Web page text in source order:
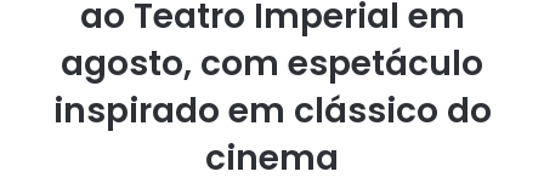
ao Teatro Imperial em
agosto, com espetáculo
inspirado em clássico do
cinema